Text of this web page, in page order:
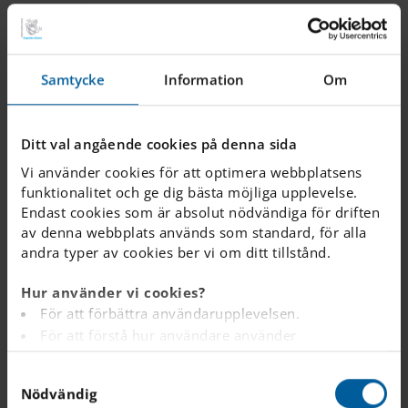
Samtycke Information Om
Ditt val angående cookies på denna sida
Vi använder cookies för att optimera webbplatsens
funktionalitet och ge dig bästa möjliga upplevelse.
Endast cookies som är absolut nödvändiga för driften
av denna webbplats används som standard, för alla
andra typer av cookies ber vi om ditt tillstånd.
Hur använder vi cookies?
För att förbättra användarupplevelsen.
För att förstå hur användare använder
webbplatsen.
Analys av webbplatsen i marknadsförings- och
reklamsyfte.
Nödvändig
nå sitt mål!
fram emot:
Världsbokdagen – 23 april
Eleverna uppmuntras att klä ut sig till sin
favoritbokkaraktär, och det kommer att hållas
relaterade aktiviteter under hela dagen. Titta
gärna in på biblioteket och fråga Ms Yap hur du
kan delta, eller prata med din mentor.
Academic Showcase & Vårmarknad – 21 maj kl.
Denna spännande dag kommer att visa upp